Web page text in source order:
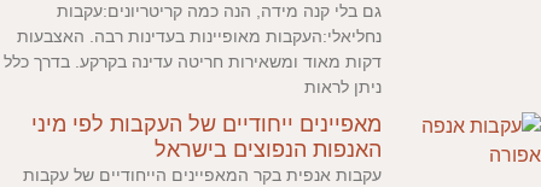
גם בלי קנה מידה, הנה כמה קריטריונים:עקבות
נחליאלי:העקבות מאופיינות בעדינות רבה. האצבעות
דקות מאוד ומשאירות חריטה עדינה בקרקע. בדרך כלל
ניתן לראות
מאפיינים ייחודיים של העקבות לפי מיני
האנפות הנפוצים בישראל
עקבות אנפית בקר המאפיינים הייחודיים של עקבות